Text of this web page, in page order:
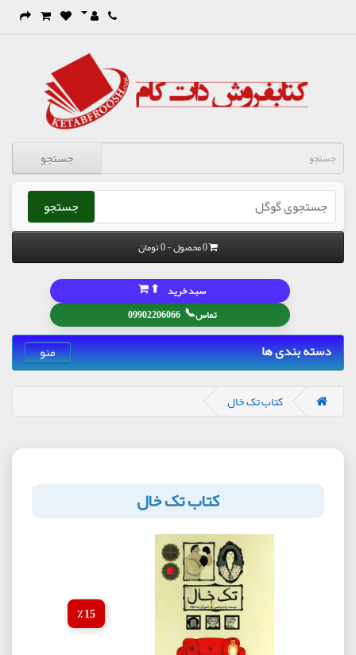
جستجو
جستجو
0 محصول - 0 تومان
تماس📞
09902206066
سبد خرید ⬆
دسته بندی ها منو
کتاب تک خال
کتاب تک خال
15 ٪